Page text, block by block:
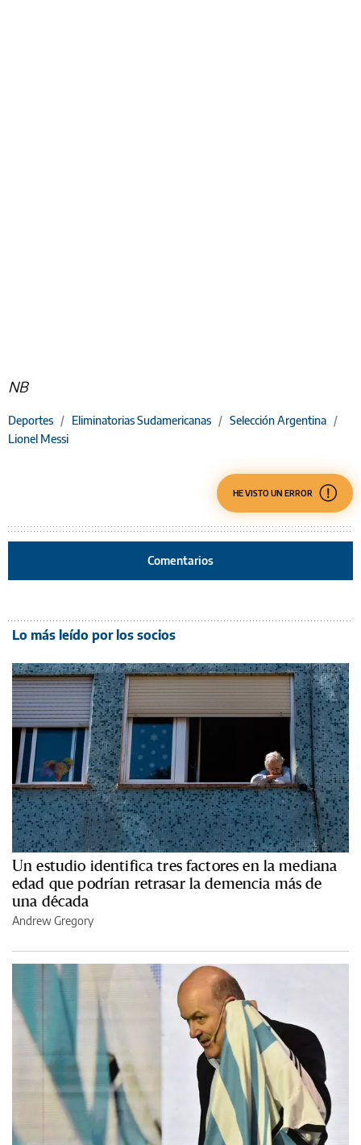
NB
Deportes / Eliminatorias Sudamericanas / Selección Argentina /
Lionel Messi
HE VISTO UN ERROR
Comentarios
Lo más leído por los socios
Un estudio identifica tres factores en la mediana
edad que podrían retrasar la demencia más de
una década
Andrew Gregory